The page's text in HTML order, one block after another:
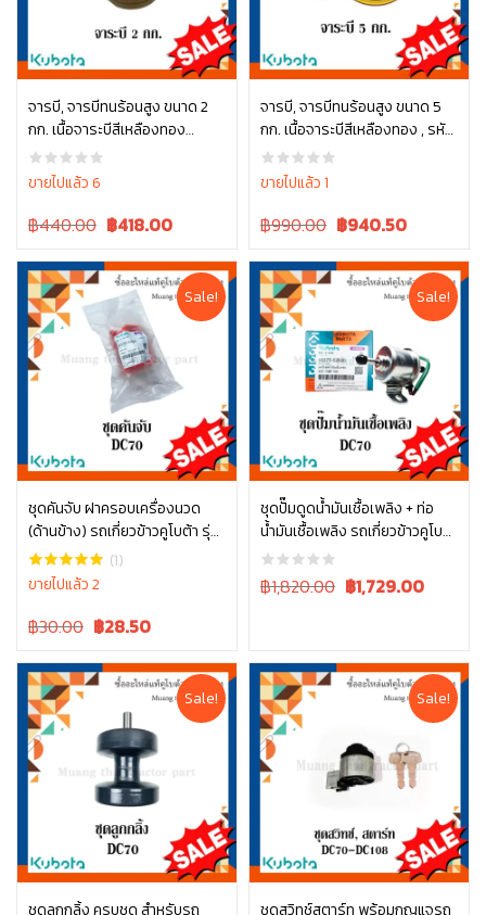
จารบี, จารบีทนร้อนสูง ขนาด 2
กก. เนื้อจาระบีสีเหลืองทอง
W9505-A0010
ขายไปแล้ว 6
Original
was:
฿440.00.
฿440.00 Current
is:
฿440.00.
฿418.00
หยิบใส่ตะกร้า
จารบี, จารบีทนร้อนสูง ขนาด 5
กก. เนื้อจาระบีสีเหลืองทอง , รหัส
W9505-A0101
ขายไปแล้ว 1
Original
was:
฿990.00.
฿990.00 Current
is:
฿990.00.
฿940.50
หยิบใส่ตะกร้า
Sale!
ชุดคันจับ ฝาครอบเครื่องนวด
(ด้านข้าง) รถเกี่ยวข้าวคูโบต้า รุ่น
DC70 5t072-61420
(1)
ขายไปแล้ว 2
Original
was:
฿30.00.
฿30.00 Current
is:
฿30.00.
฿28.50
หยิบใส่ตะกร้า
Sale!
ชุดปั๊มดูดน้ำมันเชื้อเพลิง + ท่อ
น้ำมันเชื้อเพลิง รถเกี่ยวข้าวคูโบต้
า รุ่น DC70 1G377-52030
Original
฿1,820.00 Current
฿1,729.00
หยิบใส่ตะกร้า
Sale!
ชุดลูกกลิ้ง ครบชุด สำหรับรถ
Sale!
ชุดสวิทช์สตาร์ท พร้อมกุญแจรถ